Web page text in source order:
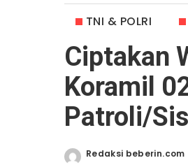
TNI & POLRI
Ciptakan
Koramil
Patroli/
Posted
Redaksi beberin.com